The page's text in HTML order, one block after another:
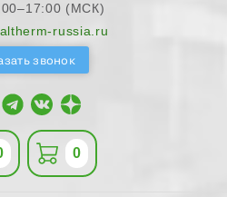
(МСК)
russia.ru
0